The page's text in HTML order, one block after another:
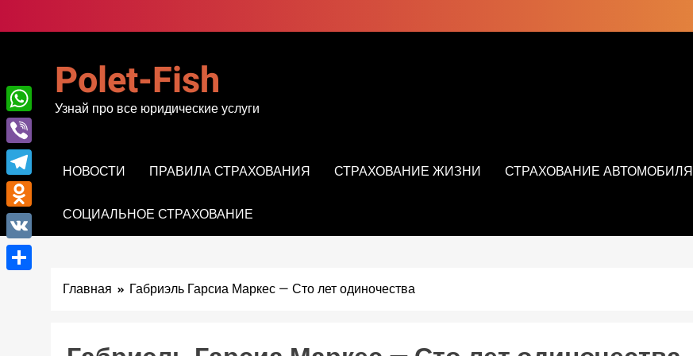
к
Polet-Fish
Узнай про все юридические услуги
НОВОСТИ ПРАВИЛА СТРАХОВАНИЯ СТРАХОВАНИЕ ЖИЗНИ СТРАХОВАНИЕ АВТОМОБИЛЯ
СОЦИАЛЬНОЕ СТРАХОВАНИЕ
Главная Габриэль Гарсиа Маркес — Сто лет одиночества
WhatsApp
Viber
Telegram
Odnoklassniki
VK
Отправить